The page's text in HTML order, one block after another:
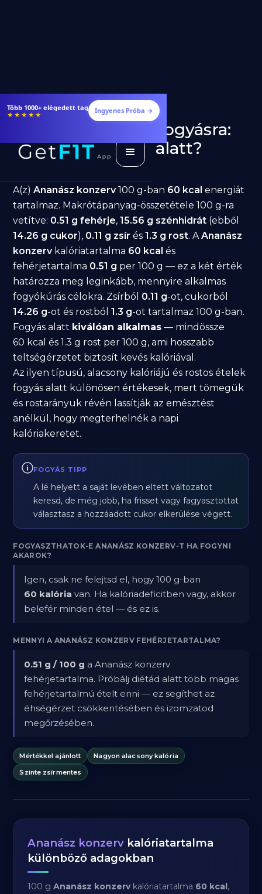
Étrendek, receptek és edzéstervek
★★★★★ Ingyenes Próba →
Ananász konzerv fogyásra:
jó választás diéta alatt?
A(z)Ananász konzerv100 g-ban 60 kcal energiát
tartalmaz. Makrótápanyag-összetétele 100 g-ra
vetítve: 0.51 g fehérje,15.56 g szénhidrát (ebből
14.26 g cukor), 0.11 g zsír és1.3 g rost. AAnanász
konzervkalóriatartalma 60 kcal és
fehérjetartalma 0.51 g per 100 g — ez a két érték
határozza meg leginkább, mennyire alkalmas
fogyókúrás célokra. Zsírból 0.11 g-ot, cukorból
14.26 g-ot és rostból1.3 g-ot tartalmaz 100 g-ban.
Fogyás alatt kiválóan alkalmas — mindössze
60 kcal és 1.3 g rost per 100 g, ami hosszabb
teltségérzetet biztosít kevés kalóriával.
Az ilyen típusú, alacsony kalóriájú és rostos ételek
fogyás alatt különösen értékesek, mert tömegük
és rostarányuk révén lassítják az emésztést
anélkül, hogy megterhelnék a napi
kalóriakeretet.
FOGYÁS TIPP
A lé helyett a saját levében eltett változatot
keresd, de még jobb, ha frisset vagy fagyasztottat
választasz a hozzáadott cukor elkerülése végett.
FOGYASZTHATOK-E ANANÁSZ KONZERV-T HA FOGYNI
AKAROK?
Igen, csak ne felejtsd el, hogy 100 g-ban
60 kalória van. Ha kalóriadeficitben vagy, akkor
belefér minden étel — és ez is.
MENNYI A ANANÁSZ KONZERV FEHÉRJETARTALMA?
0.51 g / 100 g a Ananász konzerv
fehérjetartalma. Próbálj diétád alatt több magas
fehérjetartalmú ételt enni — ez segíthet az
éhségérzet csökkentésében és izomzatod
megőrzésében.
Mértékkel ajánlott
Nagyon alacsony kalória
Szinte zsírmentes
Ananász konzerv kalóriatartalma
különböző adagokban
100 gAnanász konzervkalóriatartalma 60 kcal,